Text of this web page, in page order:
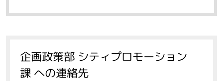
企画政策部 シティプロモーション
課 への連絡先